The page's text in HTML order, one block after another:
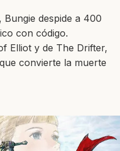
despide a 400
con código.
Elliot y de The Drifter,
convierte la muerte